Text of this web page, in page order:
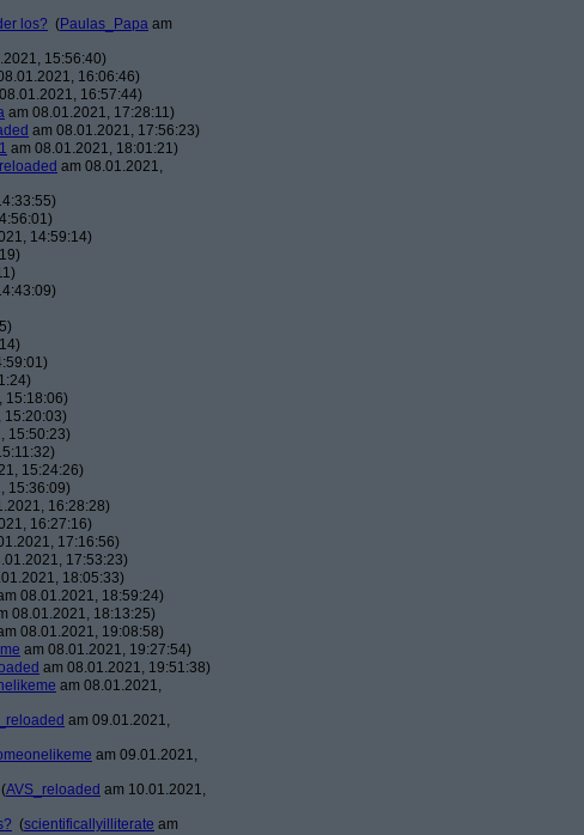
los? (Paulas_Papa am
15:56:40)
16:06:46)
16:57:44)
am 08.01.2021, 17:28:11)
am 08.01.2021, 17:56:23)
am 08.01.2021, 18:01:21)
am 08.01.2021,
14:59:14)
15:18:06)
15:20:03)
15:50:23)
15:24:26)
15:36:09)
16:28:28)
16:27:16)
17:16:56)
17:53:23)
18:05:33)
08.01.2021, 18:59:24)
08.01.2021, 18:13:25)
08.01.2021, 19:08:58)
am 08.01.2021, 19:27:54)
am 08.01.2021, 19:51:38)
am 08.01.2021,
am 09.01.2021,
am 09.01.2021,
(AVS_reloaded am 10.01.2021,
(scientificallyilliterate am